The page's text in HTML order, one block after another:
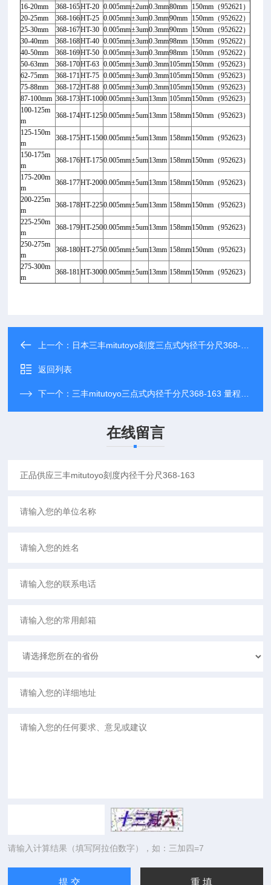
16-20mm
368-165HT-20 0.005mm±2um0.3mm80mm 150mm （952621 ）
20-25mm
368-166HT-25 0.005mm±3um0.3mm90mm 150mm （952622）
25-30mm
368-167HT-30 0.005mm±3um0.3mm90mm 150mm （952622）
30-40mm
368-168HT-40 0.005mm±3um0.3mm98mm 150mm （952622）
40-50mm
368-169HT-50 0.005mm±3um0.3mm98mm 150mm （952622）
50-63mm
368-170HT-63 0.005mm±3um0.3mm105mm150mm （952623）
62-75mm
368-171 HT-75 0.005mm±3um0.3mm105mm150mm （952623）
75-88mm
368-172HT-88 0.005mm±3um0.3mm105mm150mm （952623）
87-100mm 368-173HT-1000.005mm±3um13mm 105mm150mm （952623）
100-125m
m
368-174HT-1250.005mm±5um13mm 158mm150mm （952623）
125-150m
m
368-175HT-1500.005mm±5um13mm 158mm150mm （952623）
150-175m
m
368-176HT-1750.005mm±5um13mm 158mm150mm （952623）
175-200m
m
368-177HT-2000.005mm±5um13mm 158mm150mm （952623）
200-225m
m
368-178HT-2250.005mm±5um13mm 158mm150mm （952623）
225-250m
m
368-179HT-2500.005mm±5um13mm 158mm150mm （952623）
250-275m
m
368-180HT-2750.005mm±5um13mm 158mm150mm （952623）
275-300m
m
368-181 HT-3000.005mm±5um13mm 158mm150mm （952623）
上一个： 日本三丰mitutoyo刻度三点式内径千分尺368-163
返回列表
下一个： 三丰mitutoyo三点式内径千分尺368-163 量程10-12mm
在线留言
请输入计算结果（填写阿拉伯数字），如：三加四=7